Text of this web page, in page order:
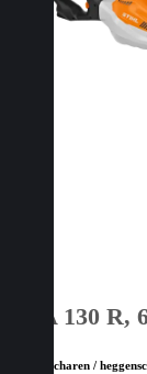
HSA 130
Heggenscharen /